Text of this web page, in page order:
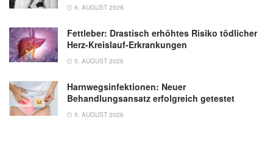
6. AUGUST 2026
Fettleber: Drastisch erhöhtes Risiko tödlicher
Herz-Kreislauf-Erkrankungen
5. AUGUST 2026
Harnwegsinfektionen: Neuer
Behandlungsansatz erfolgreich getestet
5. AUGUST 2026